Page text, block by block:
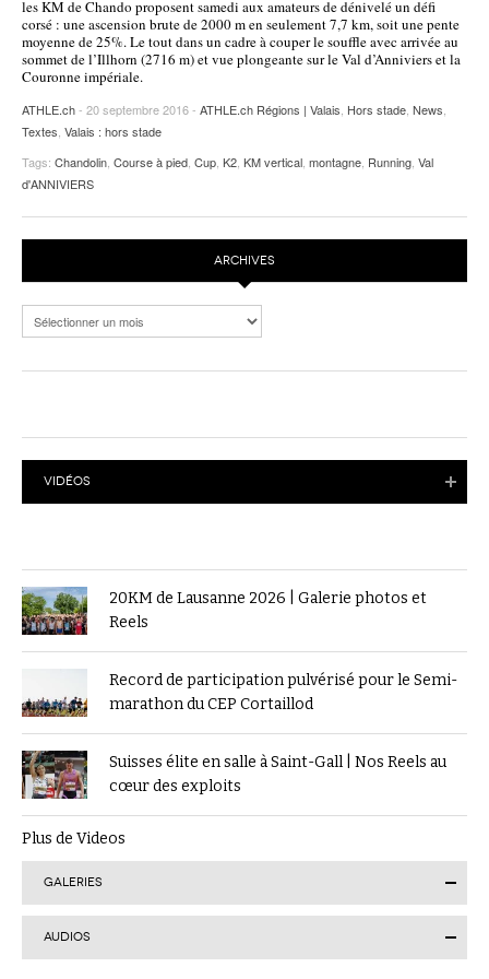
POURQUOI ATHLE.CH ?
ATHLE.CH RÉGIONS | VAUD
HIGHLIGHTS
LIVRES
les KM de Chando proposent samedi aux amateurs de dénivelé un défi
corsé : une ascension brute de 2000 m en seulement 7,7 km, soit une pente
moyenne de 25%. Le tout dans un cadre à couper le souffle avec arrivée au
sommet de l’Illhorn (2716 m) et vue plongeante sur le Val d’Anniviers et la
Couronne impériale.
ATHLE.ch- 20 septembre 2016 - ATHLE.ch Régions | Valais Hors stade News
Textes Valais : hors stade
Tags: Chandolin Course à pied Cup K2 KM vertical montagne Running Val
d'ANNIVIERS
ARCHIVES
Archives
VIDÉOS
20KM de Lausanne 2026 | Galerie photos et
Reels
Record de participation pulvérisé pour le Semi-
marathon du CEP Cortaillod
Suisses élite en salle à Saint-Gall | Nos Reels au
cœur des exploits
Plus de Videos
GALERIES
AUDIOS